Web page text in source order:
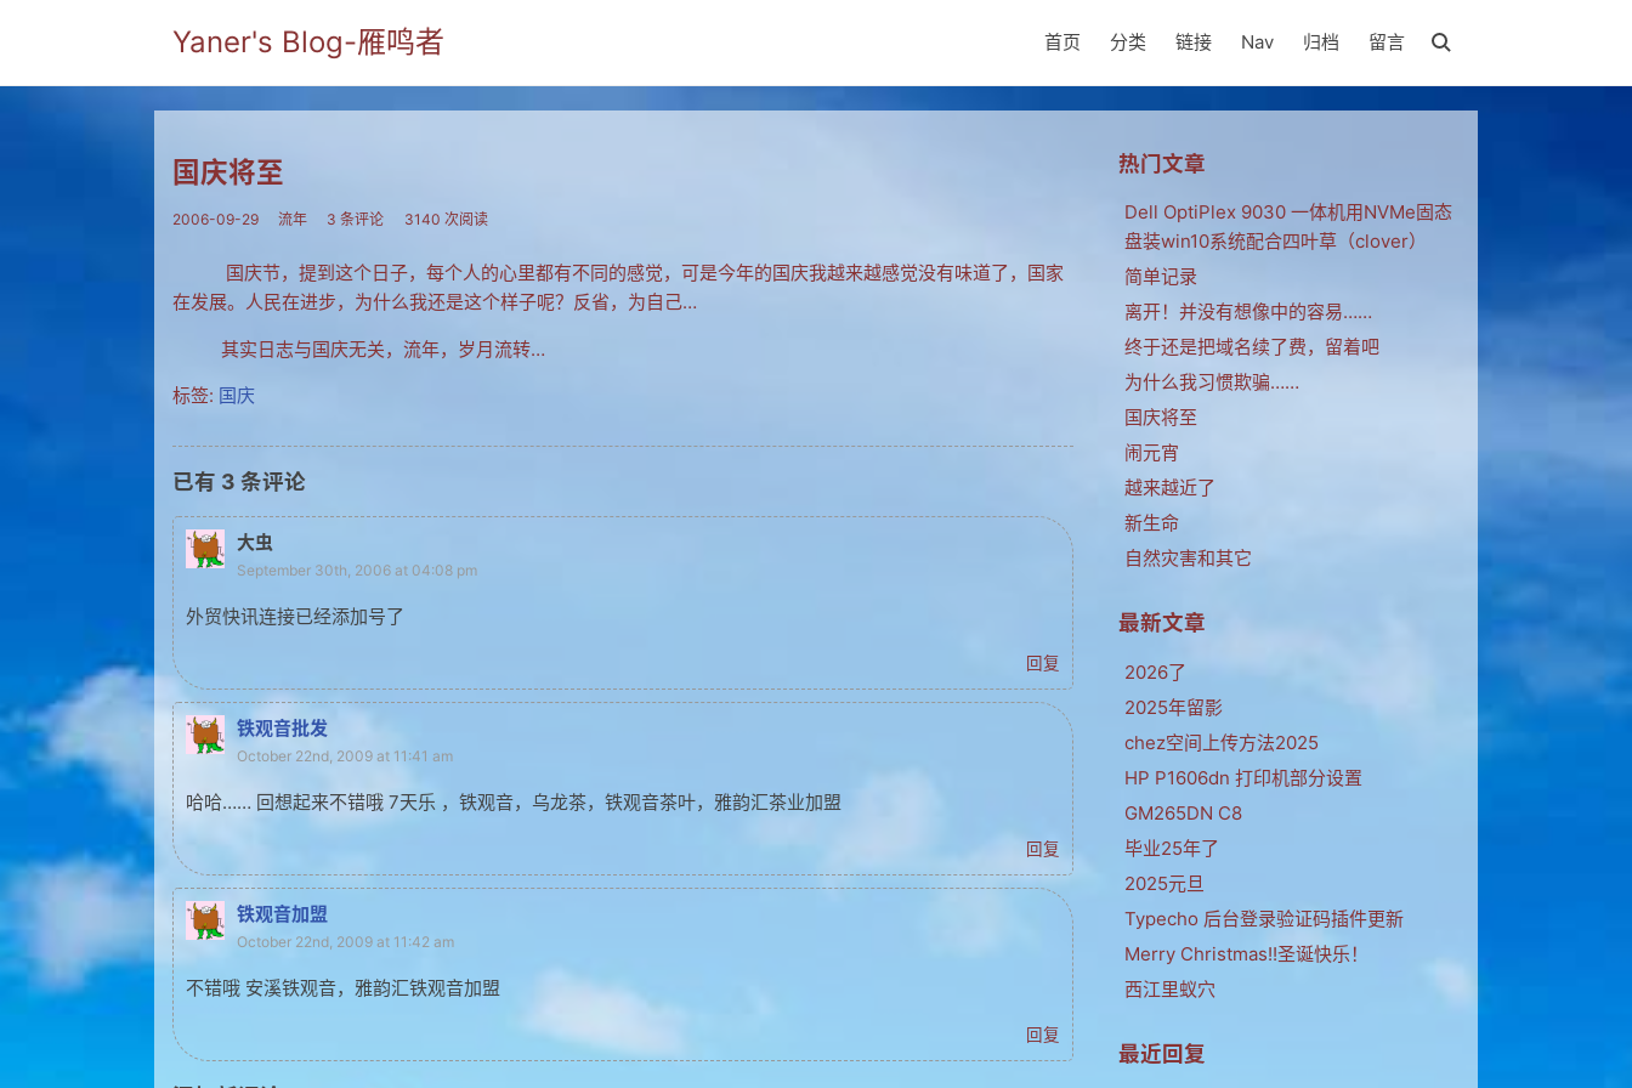
Yaner's Blog-雁鸣者 首页 分类 链接 Nav 归档 留言
国庆将至
2006-09-29 流年 3 条评论 3140 次阅读
国庆节，提到这个日子，每个人的心里都有不同的感觉，可是今年的国庆我越来越感觉没有味道了，国家
在发展。人民在进步，为什么我还是这个样子呢？反省，为自己…
其实日志与国庆无关，流年，岁月流转…
标签: 国庆
已有 3 条评论
大虫
September 30th, 2006 at 04:08 pm
外贸快讯连接已经添加号了
回复
铁观音批发
October 22nd, 2009 at 11:41 am
哈哈…… 回想起来不错哦 7天乐 ，铁观音，乌龙茶，铁观音茶叶，雅韵汇茶业加盟
回复
铁观音加盟
October 22nd, 2009 at 11:42 am
不错哦 安溪铁观音，雅韵汇铁观音加盟
回复
热门文章
Dell OptiPlex 9030 一体机用NVMe固态
盘装win10系统配合四叶草（clover）
简单记录
离开！并没有想像中的容易……
终于还是把域名续了费，留着吧
为什么我习惯欺骗……
国庆将至
闹元宵
越来越近了
新生命
自然灾害和其它
最新文章
2026了
2025年留影
chez空间上传方法2025
HP P1606dn 打印机部分设置
GM265DN C8
毕业25年了
2025元旦
Typecho 后台登录验证码插件更新
Merry Christmas!!圣诞快乐！
西江里蚁穴
最近回复